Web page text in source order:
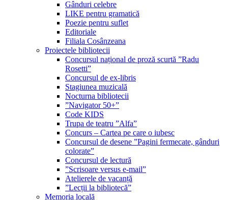
Gânduri celebre
LIKE pentru gramatică
Poezie pentru suflet
Editoriale
Filiala Cosânzeana
Proiectele bibliotecii
Concursul național de proză scurtă ”Radu
Rosetti”
Concursul de ex-libris
Stagiunea muzicală
Nocturna bibliotecii
”Navigator 50+”
Code KIDS
Trupa de teatru ”Alfa”
Concurs – Cartea pe care o iubesc
Concursul de desene ”Pagini fermecate, gânduri
colorate”
Concursul de lectură
”Scrisoare versus e-mail”
Atelierele de vacanță
”Lecții la bibliotecă”
Memoria locală